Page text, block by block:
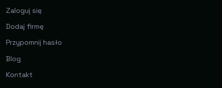
Zaloguj się
Dodaj firmę
Przypomnij hasło
Blog
Kontakt